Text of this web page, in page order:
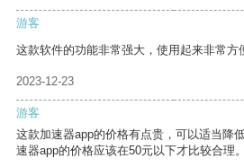
游客
这款软件的功能非常强大，使用起来非常方
2023-12-23
游客
这款加速器app的价格有点贵，可以适当降
速器app的价格应该在50元以下才比较合理。